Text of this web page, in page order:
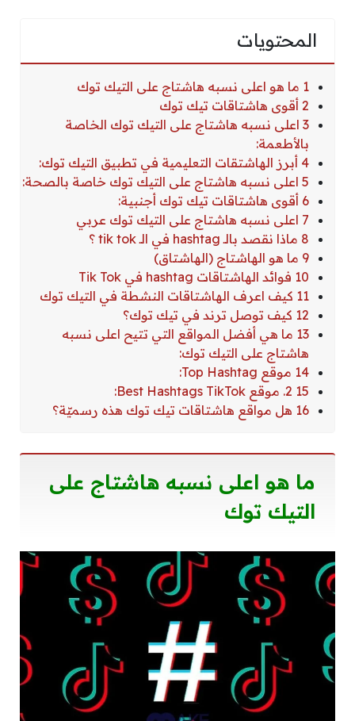
المحتويات
1 ما هو اعلى نسبه هاشتاج على التيك توك
2 أقوى هاشتاقات تيك توك
3 اعلى نسبه هاشتاج على التيك توك الخاصة
بالأطعمة:
4 أبرز الهاشتقات التعليمية في تطبيق التيك توك:
5 اعلى نسبه هاشتاج على التيك توك خاصة بالصحة:
6 أقوى هاشتاقات تيك توك أجنبية:
7 اعلى نسبه هاشتاج على التيك توك عربي
8 ماذا نقصد بالـ hashtag في الـ tik tok ؟
9 ما هو الهاشتاج (الهاشتاق)
10 فوائد الهاشتاقات hashtag في Tik Tok
11 كيف اعرف الهاشتاقات النشطة في التيك توك
12 كيف توصل ترند في تيك توك؟
13 ما هي أفضل المواقع التي تتيح اعلى نسبه
هاشتاج على التيك توك:
14 موقع Top Hashtag:
15 2. موقع Best Hashtags TikTok:
16 هل مواقع هاشتاقات تيك توك هذه رسميّة؟
ما هو اعلى نسبه هاشتاج على
التيك توك